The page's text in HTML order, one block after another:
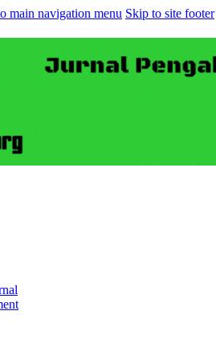
main navigation menu Skip to site footer